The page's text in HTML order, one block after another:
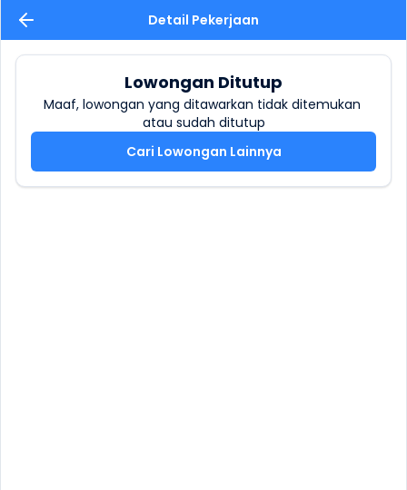
Detail Pekerjaan
Lowongan Ditutup
Maaf, lowongan yang ditawarkan tidak ditemukan
atau sudah ditutup
Cari Lowongan Lainnya